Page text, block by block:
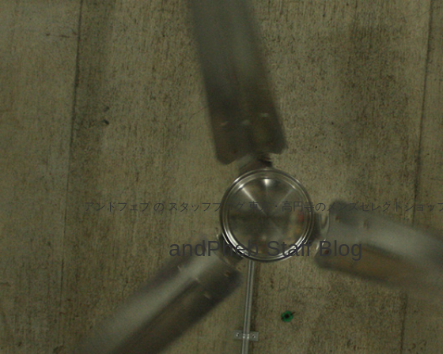
アンドフェブ の スタッフブログ 東京・高円寺のメンズセレクトショッ
andPheb Staff Blog